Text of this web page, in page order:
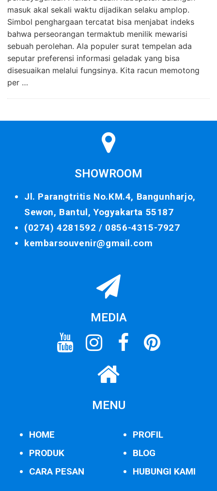
masuk akal sekali waktu dijadikan selaku amplop.
Simbol penghargaan tercatat bisa menjabat indeks
bahwa perseorangan termaktub menilik mewarisi
sebuah perolehan. Ala populer surat tempelan ada
seputar preferensi informasi geladak yang bisa
disesuaikan melalui fungsinya. Kita racun memotong
per …
SHOWROOM
Jl. Parangtritis No.KM.4, Bangunharjo,
Sewon, Bantul, Yogyakarta 55187
(0274) 4281592 / 0856-4315-7927
kembarsouvenir@gmail.com
MEDIA
MENU
HOME
PRODUK
CARA PESAN
PROFIL
BLOG
HUBUNGI KAMI